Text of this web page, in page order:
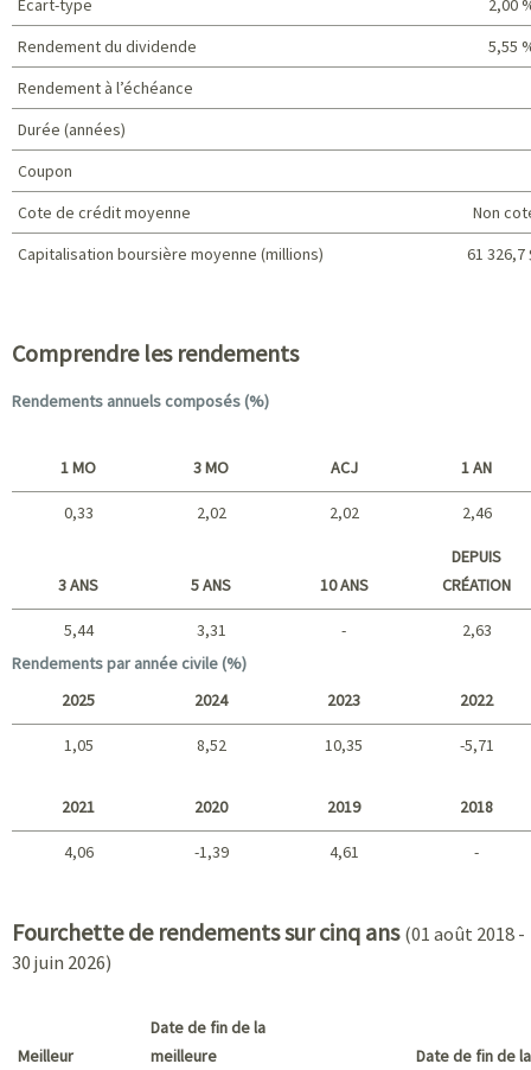
Rendement du dividende
5,55
Rendement à l’échéance
Durée (années)
Coupon
Cote de crédit moyenne
Non
Capitalisation boursière moyenne (millions)
61 326,7
Comprendre les rendements
Rendements annuels composés (%)
1 MO 3 MO ACJ 1 AN
0,33 2,02 2,02 2,46
Long terme
3 ANS 5 ANS 10 ANS
DEPUIS
CRÉATION
5,44 3,31 -
2,63
Rendements par année civile (%)
2025 2024 2023 2022
1,05 8,52 10,35 -5,71
2021 2020 2019 2018
4,06 -1,39 4,61 -
Fourchette de rendements sur cinq ans (01 août 2018 -
30 juin 2026)
Meilleur
Date de fin de la
meilleure
Date de fin de la